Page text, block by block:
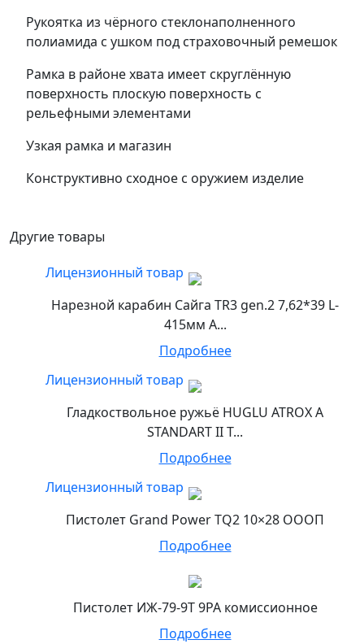
Рукоятка из чёрного стеклонаполненного
полиамида с ушком под страховочный ремешок
Рамка в районе хвата имеет скруглённую
поверхность плоскую поверхность с
рельефными элементами
Узкая рамка и магазин
Конструктивно сходное с оружием изделие
Другие товары
Лицензионный товар
Нарезной карабин Сайга TR3 gen.2 7,62*39 L-
415мм А...
Подробнее
Лицензионный товар
Гладкоствольное ружьё HUGLU ATROX A
STANDART II T...
Подробнее
Лицензионный товар
Пистолет Grand Power TQ2 10×28 ОООП
Подробнее
Пистолет ИЖ-79-9Т 9РА комиссионное
Подробнее